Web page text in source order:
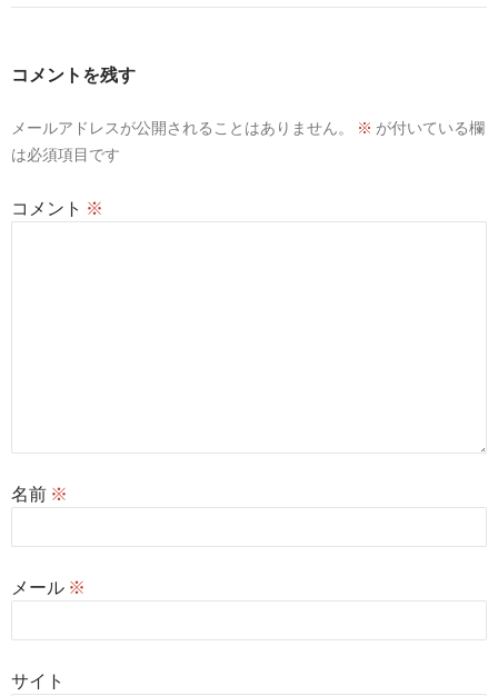
ゲ
ョ
コメントを残す
メールアドレスが公開されることはありません。 ※ が付いている欄
は必須項目です
コメント ※
名前 ※
メール ※
サイト